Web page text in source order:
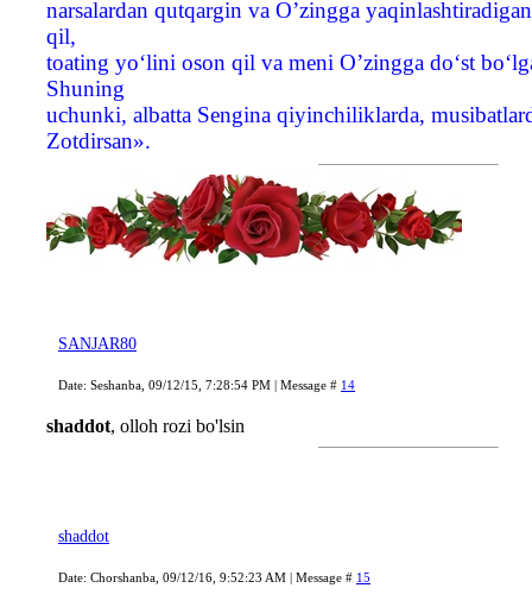
narsalardan qutqargin va O’zingga
qil,
toating yo‘lini oson qil va meni O’zingga do‘st
Shuning
uchunki, albatta Sengina qiyinchiliklarda,
Zotdirsan».
SANJAR80
Date: Seshanba, 09/12/15, 7:28:54 PM | Message # 14
shaddot, olloh rozi bo'lsin
shaddot
Date: Chorshanba, 09/12/16, 9:52:23 AM | Message # 15